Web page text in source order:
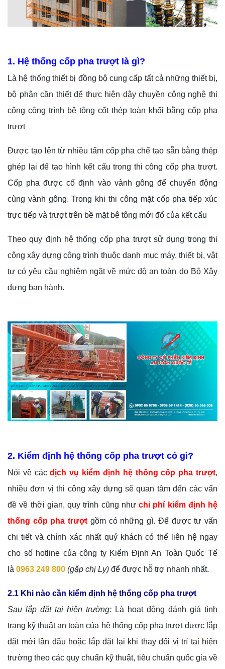
1. Hệ thống cốp pha trượt là gì?
Là hệ thống thiết bị đồng bộ cung cấp tất cả những thiết bị,
bộ phận cần thiết để thực hiện dây chuyền công nghệ thi
công công trình bê tông cốt thép toàn khối bằng cốp pha
trượt
Được tạo lên từ nhiều tấm cốp pha chế tạo sẵn bằng thép
ghép lại để tạo hình kết cấu trong thi công cốp pha trượt.
Cốp pha được cố định vào vành gông để chuyển động
cùng vành gông. Trong khi thi công mặt cốp pha tiếp xúc
trực tiếp và trượt trên bề mặt bê tông mới đổ của kết cấu
Theo quy định hệ thống cốp pha trượt sử dụng trong thi
công xây dựng công trình thuộc danh mục máy, thiết bị, vật
tư có yêu cầu nghiêm ngặt về mức độ an toàn do Bộ Xây
dựng ban hành.
2. Kiểm định hệ thống cốp pha trượt có gì?
Nói về cácdịch vụ kiểm định hệ thống cốp pha trượt,
nhiều đơn vị thi công xây dựng sẽ quan tâm đến các vấn
đề về thời gian, quy trình cũng như chi phí kiểm định hệ
thống cốp pha trượt gồm có những gì. Để được tư vấn
chi tiết và chính xác nhất quý khách có thể liên hệ ngay
cho số hotline của công ty Kiểm Định An Toàn Quốc Tế
là 0963 249 800 (gặp chị Ly) để được hỗ trợ nhanh nhất.
2.1 Khi nào cần kiểm định hệ thống cốp pha trượt
Sau lắp đặt tại hiện trường: Là hoạt động đánh giá tình
trạng kỹ thuật an toàn của hệ thống cốp pha trượt được lắp
đặt mới lần đầu hoặc lắp đặt lại khi thay đổi vị trí tại hiện
trường theo các quy chuẩn kỹ thuật, tiêu chuẩn quốc gia về